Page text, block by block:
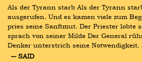
Als der Tyrann starb Als der Tyrann
ausgerufen. Und es kamen viele zum
pries seine Sanftmut. Der Priester lobte
sprach von seiner Milde Der General
Denker unterstrich seine
― SAID